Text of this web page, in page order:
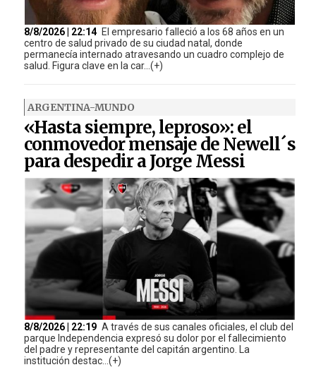
8/8/2026 | 22:14 El empresario falleció a los 68 años en un
centro de salud privado de su ciudad natal, donde
permanecía internado atravesando un cuadro complejo de
salud. Figura clave en la car...(+)
ARGENTINA-MUNDO
«Hasta siempre, leproso»: el
conmovedor mensaje de Newell´s
para despedir a Jorge Messi
8/8/2026 | 22:19 A través de sus canales oficiales, el club del
parque Independencia expresó su dolor por el fallecimiento
del padre y representante del capitán argentino. La
institución destac...(+)